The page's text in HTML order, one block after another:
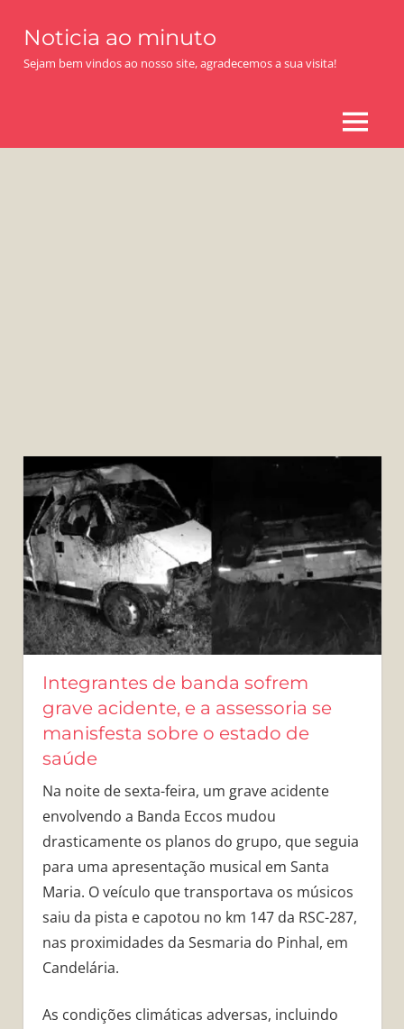
content
Noticia ao minuto
Sejam bem vindos ao nosso site, agradecemos a sua visita!
MENU
Integrantes de banda sofrem
grave acidente, e a assessoria se
manisfesta sobre o estado de
saúde
Na noite de sexta-feira, um grave acidente
envolvendo a Banda Eccos mudou
drasticamente os planos do grupo, que seguia
para uma apresentação musical em Santa
Maria. O veículo que transportava os músicos
saiu da pista e capotou no km 147 da RSC-287,
nas proximidades da Sesmaria do Pinhal, em
Candelária.
As condições climáticas adversas, incluindo